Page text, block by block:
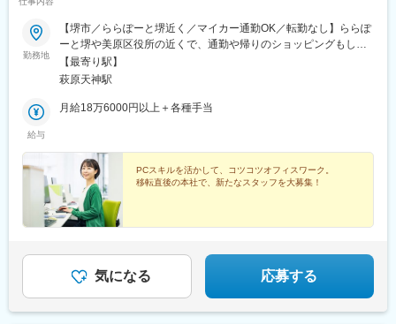
勤務地
【堺市／ららぽーと堺近く／マイカー通勤OK／転勤なし】ららぽ
ーと堺や美原区役所の近くで、通勤や帰りのショッピングもしや
すい立地です。大阪府堺市美原区黒山241-2＜アクセス＞■南海高
野線「北野田駅」よりバス18分「黒姫山古墳前」すぐ■阪和道美
通勤可☆受動喫煙対策：屋内全面禁煙
【最寄り駅】
萩原天神駅
給与
月給18万6000円以上＋各種手当
PCスキルを活かして、コツコツオフィスワーク。
移転直後の本社で、新たなスタッフを大募集！
気になる 応募する